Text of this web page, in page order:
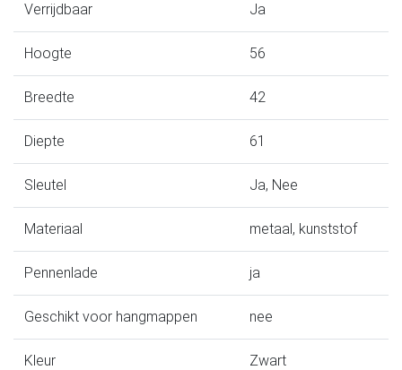
Verrijdbaar Ja
Hoogte 56
Breedte 42
Diepte 61
Sleutel Ja, Nee
Materiaal metaal, kunststof
Pennenlade ja
Geschikt voor hangmappen nee
Kleur Zwart